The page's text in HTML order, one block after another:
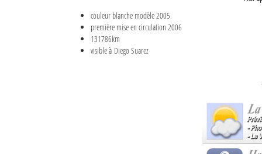
couleur blanche modèle 2005
première mise en circulation 2006
131786km
visible à Diego Suarez